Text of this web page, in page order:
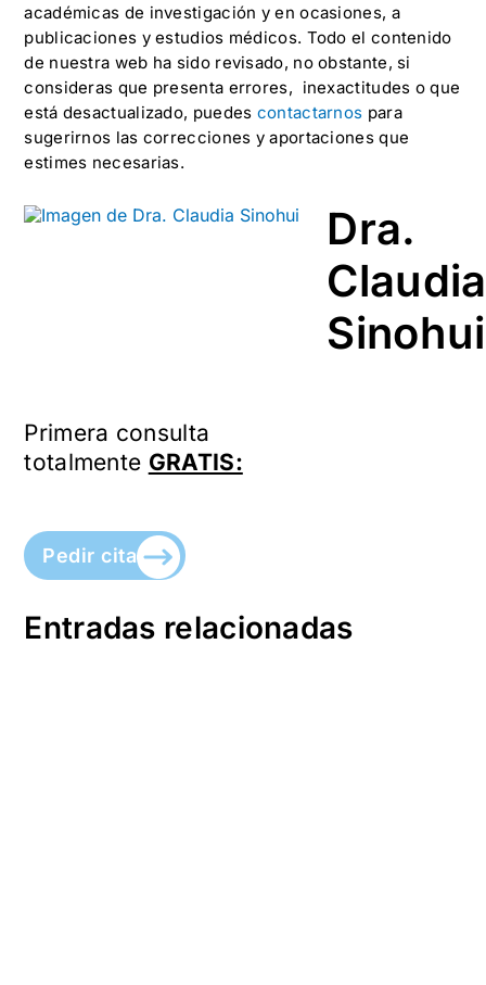
académicas de investigación y en ocasiones, a
publicaciones y estudios médicos. Todo el contenido
de nuestra web ha sido revisado, no obstante, si
consideras que presenta errores, inexactitudes o que
está desactualizado, puedes contactarnos para
sugerirnos las correcciones y aportaciones que
estimes necesarias.
Dra.
Claudia
Sinohui
Primera consulta
totalmente GRATIS:
Pedir cita
Entradas relacionadas